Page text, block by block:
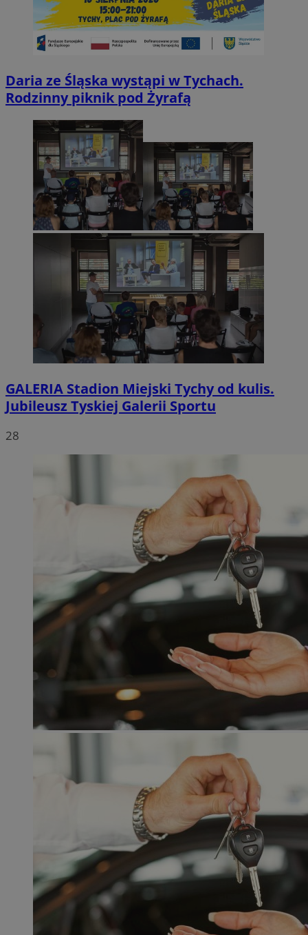
Daria ze Śląska wystąpi w Tychach.
Rodzinny piknik pod Żyrafą
GALERIA Stadion Miejski Tychy od kulis.
Jubileusz Tyskiej Galerii Sportu
28